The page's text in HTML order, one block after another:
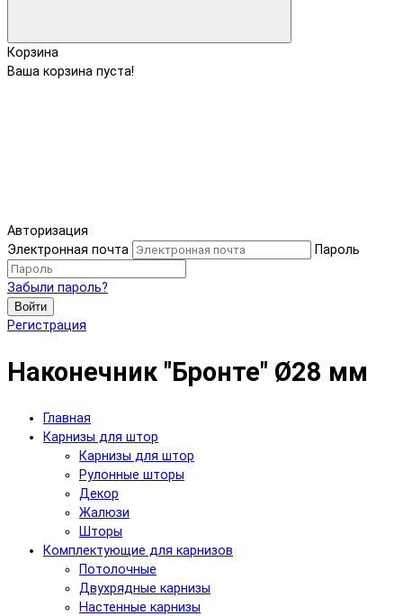
Корзина
Ваша корзина пуста!
Авторизация
Электронная почта
Пароль
Забыли пароль?
Войти
Регистрация
Наконечник "Бронте" Ø28 мм
Главная
Карнизы для штор
Карнизы для штор
Рулонные шторы
Декор
Жалюзи
Шторы
Комплектующие для карнизов
Потолочные
Двухрядные карнизы
Настенные карнизы